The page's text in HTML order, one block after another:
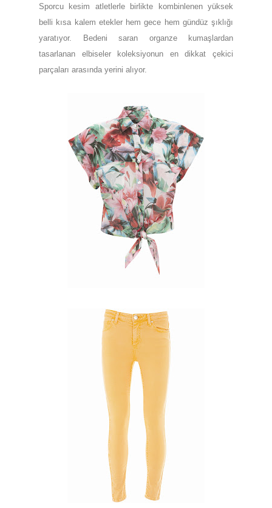
Sporcu kesim atletlerle birlikte kombinlenen yüksek
belli kısa kalem etekler hem gece hem gündüz şıklığı
yaratıyor. Bedeni saran organze kumaşlardan
tasarlanan elbiseler koleksiyonun en dikkat çekici
parçaları arasında yerini alıyor.